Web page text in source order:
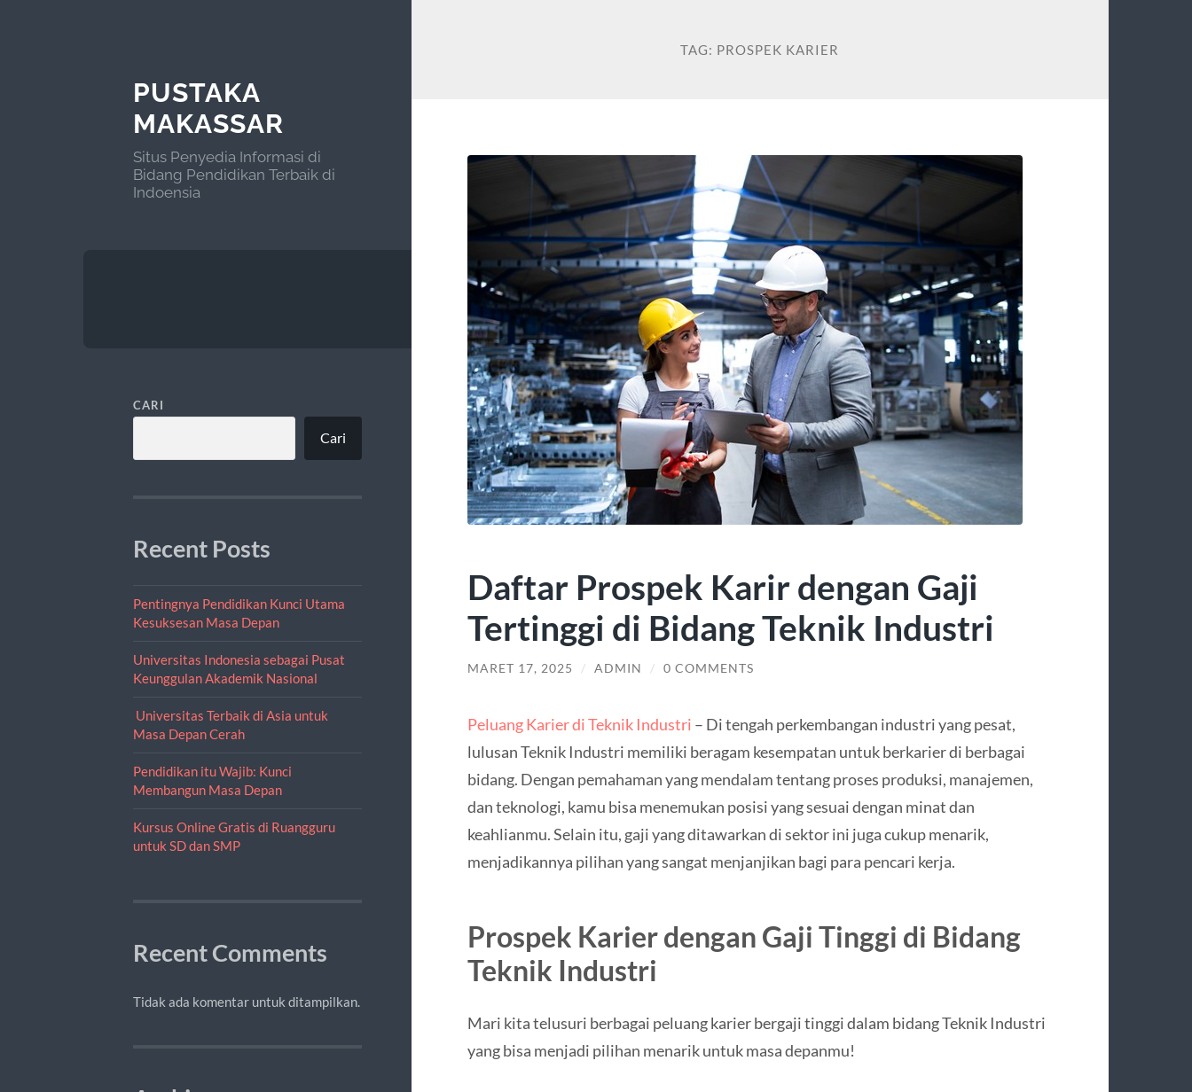
PUSTAKA
MAKASSAR
Situs Penyedia Informasi di
Bidang Pendidikan Terbaik di
Indoensia
CARI
Cari
Recent Posts
Pentingnya Pendidikan Kunci Utama
Kesuksesan Masa Depan
Universitas Indonesia sebagai Pusat
Keunggulan Akademik Nasional
Universitas Terbaik di Asia untuk
Masa Depan Cerah
Pendidikan itu Wajib: Kunci
Membangun Masa Depan
Kursus Online Gratis di Ruangguru
untuk SD dan SMP
Recent Comments
Tidak ada komentar untuk ditampilkan.
TAG: PROSPEK KARIER
Daftar Prospek Karir dengan Gaji
Tertinggi di Bidang Teknik Industri
MARET 17, 2025 / ADMIN / 0 COMMENTS
Peluang Karier di Teknik Industri – Di tengah perkembangan industri yang pesat,
lulusan Teknik Industri memiliki beragam kesempatan untuk berkarier di berbagai
bidang. Dengan pemahaman yang mendalam tentang proses produksi, manajemen,
dan teknologi, kamu bisa menemukan posisi yang sesuai dengan minat dan
keahlianmu. Selain itu, gaji yang ditawarkan di sektor ini juga cukup menarik,
menjadikannya pilihan yang sangat menjanjikan bagi para pencari kerja.
Prospek Karier dengan Gaji Tinggi di Bidang
Teknik Industri
Mari kita telusuri berbagai peluang karier bergaji tinggi dalam bidang Teknik Industri
yang bisa menjadi pilihan menarik untuk masa depanmu!